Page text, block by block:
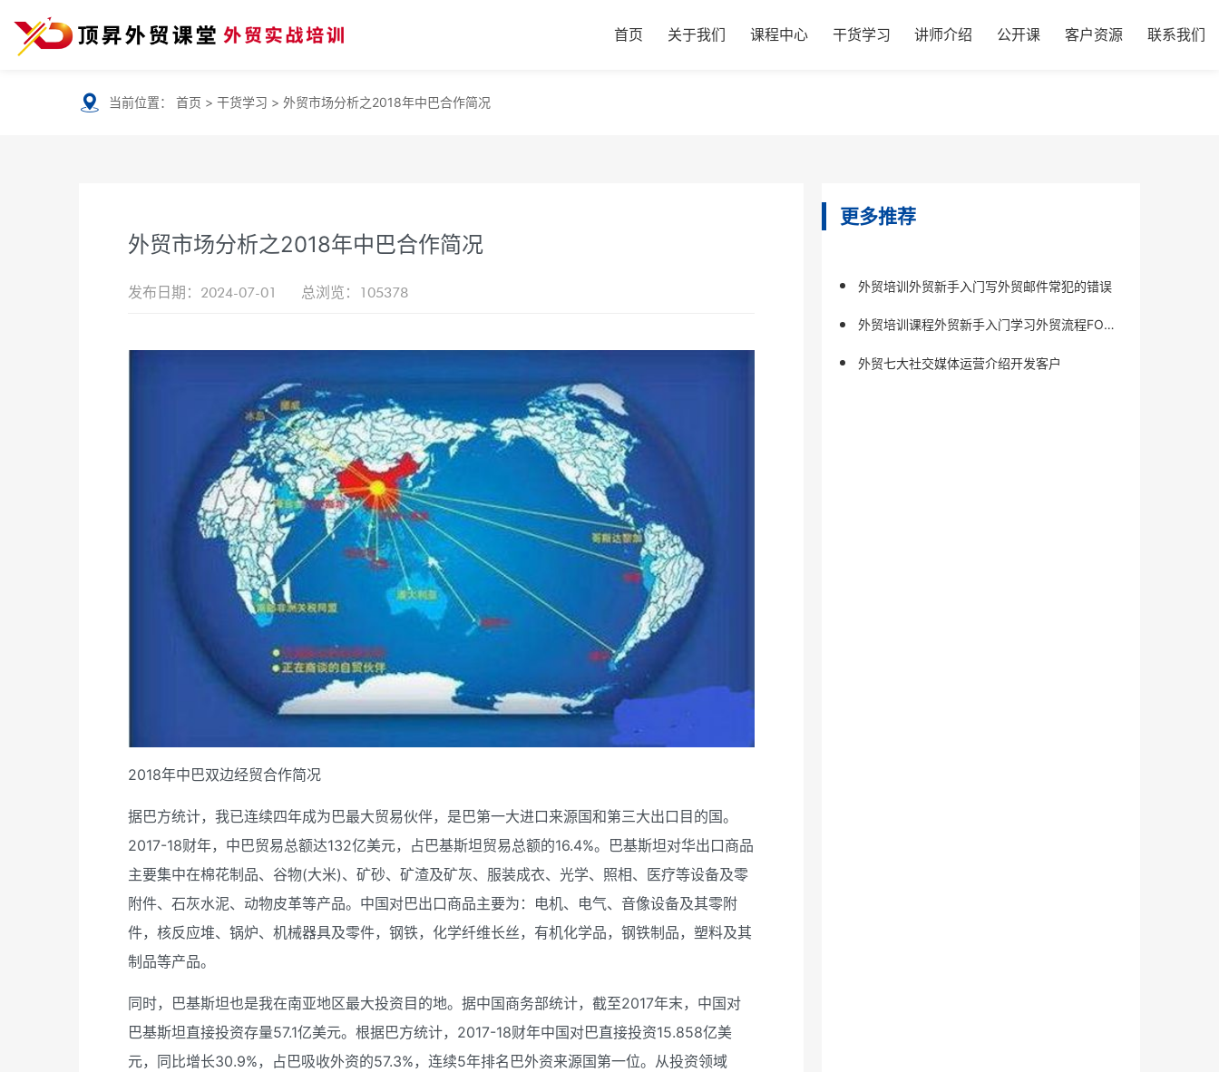
首页 关于我们 课程中心 干货学习 讲师介绍 公开课 客户资源 联系我们
当前位置： 首页 > 干货学习 > 外贸市场分析之2018年中巴合作简况
外贸市场分析之2018年中巴合作简况
发布日期：2024-07-01 总浏览：105378
2018年中巴双边经贸合作简况
据巴方统计，我已连续四年成为巴最大贸易伙伴，是巴第一大进口来源国和第三大出口目的国。
2017-18财年，中巴贸易总额达132亿美元，占巴基斯坦贸易总额的16.4%。巴基斯坦对华出口商品
主要集中在棉花制品、谷物(大米)、矿砂、矿渣及矿灰、服装成衣、光学、照相、医疗等设备及零
附件、石灰水泥、动物皮革等产品。中国对巴出口商品主要为：电机、电气、音像设备及其零附
件，核反应堆、锅炉、机械器具及零件，钢铁，化学纤维长丝，有机化学品，钢铁制品，塑料及其
制品等产品。
同时，巴基斯坦也是我在南亚地区最大投资目的地。据中国商务部统计，截至2017年末，中国对
巴基斯坦直接投资存量57.1亿美元。根据巴方统计，2017-18财年中国对巴直接投资15.858亿美
元，同比增长30.9%，占巴吸收外资的57.3%，连续5年排名巴外资来源国第一位。从投资领域
更多推荐
外贸培训外贸新手入门写外贸邮件常犯的错误
外贸培训课程外贸新手入门学习外贸流程FOB
外贸七大社交媒体运营介绍开发客户